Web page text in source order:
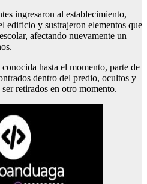
ingresaron al establecimiento,
edificio y sustrajeron elementos que
afectando nuevamente un
hasta el momento, parte de
dentro del predio, ocultos y
retirados en otro momento.